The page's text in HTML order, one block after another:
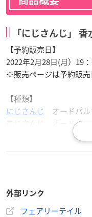
「にじさんじ」 香
【予約販売日】
2022年2月28日(月）19
※販売ページは予約販売
【種類】
にじさんじ オードパ
にじさんじ オードパ
にじさんじ オードパル
50ml（イブラヒム、ジョ
60ml（竜胆尊、ニュイ・
外部リンク
フェアリーテイル